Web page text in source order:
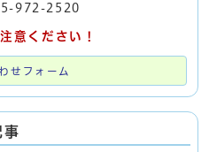
972-2520
意ください！
せフォーム
事